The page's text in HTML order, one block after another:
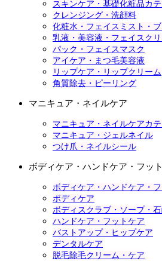
スキンケア・基礎化粧品カ
クレンジング・洗顔料
化粧水・フェイスミスト・
乳液・美容液・フェイスク
パック・フェイスマスク
アイケア・まつ毛美容液
リップケア・リップクリーム
角質除去・ピーリング
マニキュア・ネイルケア
マニキュア・ネイルケアカ
マニキュア・ジェルネイル
つけ爪・ネイルシール
ボディケア・ハンドケア・フッ
ボディケア・ハンドケア・
ボディケア
ボディスクラブ・ソープ・
ハンドケア・フットケア
バストアップ・ヒップケア
デンタルケア
脱毛除毛クリーム・ケア